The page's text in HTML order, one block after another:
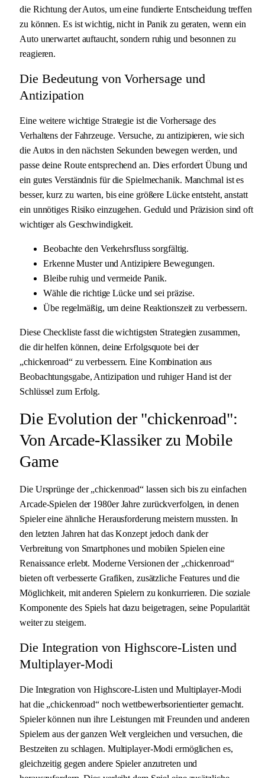
die Richtung der Autos, um eine fundierte Entscheidung treffen
zu können. Es ist wichtig, nicht in Panik zu geraten, wenn ein
Auto unerwartet auftaucht, sondern ruhig und besonnen zu
reagieren.
Die Bedeutung von Vorhersage und
Antizipation
Eine weitere wichtige Strategie ist die Vorhersage des
Verhaltens der Fahrzeuge. Versuche, zu antizipieren, wie sich
die Autos in den nächsten Sekunden bewegen werden, und
passe deine Route entsprechend an. Dies erfordert Übung und
ein gutes Verständnis für die Spielmechanik. Manchmal ist es
besser, kurz zu warten, bis eine größere Lücke entsteht, anstatt
ein unnötiges Risiko einzugehen. Geduld und Präzision sind oft
wichtiger als Geschwindigkeit.
Beobachte den Verkehrsfluss sorgfältig.
Erkenne Muster und Antizipiere Bewegungen.
Bleibe ruhig und vermeide Panik.
Wähle die richtige Lücke und sei präzise.
Übe regelmäßig, um deine Reaktionszeit zu verbessern.
Diese Checkliste fasst die wichtigsten Strategien zusammen,
die dir helfen können, deine Erfolgsquote bei der
„chickenroad“ zu verbessern. Eine Kombination aus
Beobachtungsgabe, Antizipation und ruhiger Hand ist der
Schlüssel zum Erfolg.
Die Evolution der "chickenroad":
Von Arcade-Klassiker zu Mobile
Game
Die Ursprünge der „chickenroad“ lassen sich bis zu einfachen
Arcade-Spielen der 1980er Jahre zurückverfolgen, in denen
Spieler eine ähnliche Herausforderung meistern mussten. In
den letzten Jahren hat das Konzept jedoch dank der
Verbreitung von Smartphones und mobilen Spielen eine
Renaissance erlebt. Moderne Versionen der „chickenroad“
bieten oft verbesserte Grafiken, zusätzliche Features und die
Möglichkeit, mit anderen Spielern zu konkurrieren. Die soziale
Komponente des Spiels hat dazu beigetragen, seine Popularität
weiter zu steigern.
Die Integration von Highscore-Listen und
Multiplayer-Modi
Die Integration von Highscore-Listen und Multiplayer-Modi
hat die „chickenroad“ noch wettbewerbsorientierter gemacht.
Spieler können nun ihre Leistungen mit Freunden und anderen
Spielern aus der ganzen Welt vergleichen und versuchen, die
Bestzeiten zu schlagen. Multiplayer-Modi ermöglichen es,
gleichzeitig gegen andere Spieler anzutreten und